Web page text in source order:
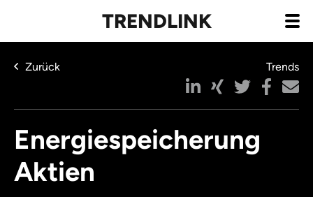
TRENDLINK
Zurück Trends
Energiespeicherung
Aktien